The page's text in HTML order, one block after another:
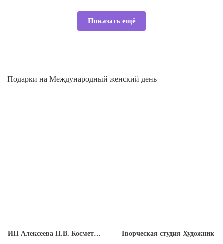
Показать ещё
Подарки на Международный женский день
ИП Алексеева Н.В. Косметический бренд SAVANI Творческая студия Художник